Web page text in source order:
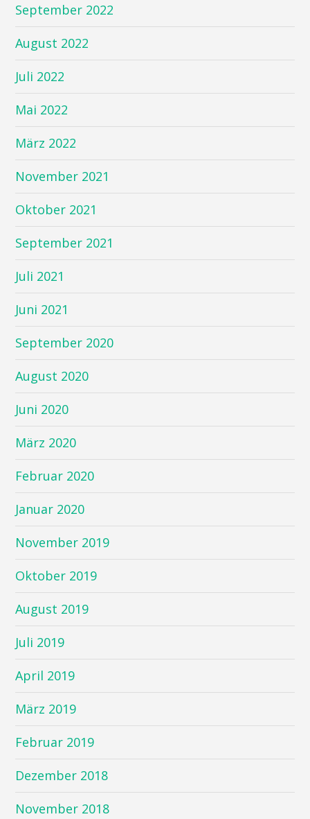
September 2022
August 2022
Juli 2022
Mai 2022
März 2022
November 2021
Oktober 2021
September 2021
Juli 2021
Juni 2021
September 2020
August 2020
Juni 2020
März 2020
Februar 2020
Januar 2020
November 2019
Oktober 2019
August 2019
Juli 2019
April 2019
März 2019
Februar 2019
Dezember 2018
November 2018